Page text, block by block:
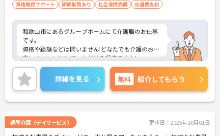
資格取得サポート
研修制度あり 社会保険完備 交通費支給
和歌山市にあるグループホームにて介護職のお仕事
です。
資格や経験などは問いません!どなたでも介護のお仕
事にチャレンジしていただける環境ですよ!
週休2日制で残業はほぼありません。リフレッシュ
しながら、仕事もプライベートも充実した毎日を送
ることができます♪
ご興味がある方は是非一度マイナビまでお問い合わ
せください。さらに詳細などお伝えします！
詳細を見る 無料 紹介してもらう
通所介護（デイサービス） 更新日：2025年10月01日